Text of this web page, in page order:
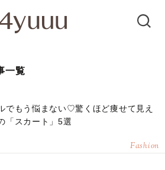
一覧
でもう悩まない♡驚くほど痩せて見え
「スカート」5選
Fashion